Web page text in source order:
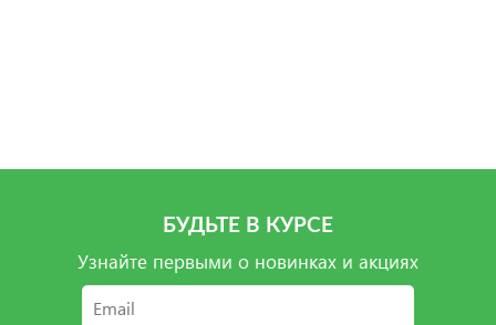
БУДЬТЕ В КУРСЕ
Узнайте первыми о новинках и акциях